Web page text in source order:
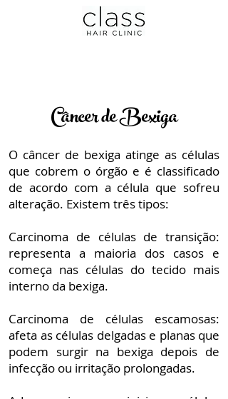
Câncer de Bexiga
O câncer de bexiga atinge as células
que cobrem o órgão e é classificado
de acordo com a célula que sofreu
alteração. Existem três tipos:
Carcinoma de células de transição:
representa a maioria dos casos e
começa nas células do tecido mais
interno da bexiga.
Carcinoma de células escamosas:
afeta as células delgadas e planas que
podem surgir na bexiga depois de
infecção ou irritação prolongadas.